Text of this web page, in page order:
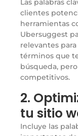
Las palabras
clientes
herramientas
Ubersuggest
relevantes
términos que
búsqueda,
competitivos.
2.
tu sitio
Incluye las